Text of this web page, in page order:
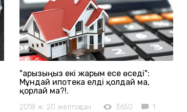
"Қарызыңыз екі жарым есе өседі":
Мұндай ипотека елді қолдай ма,
қорлай ма?!.
2018 ж. 20 желтоқсан 3650 1